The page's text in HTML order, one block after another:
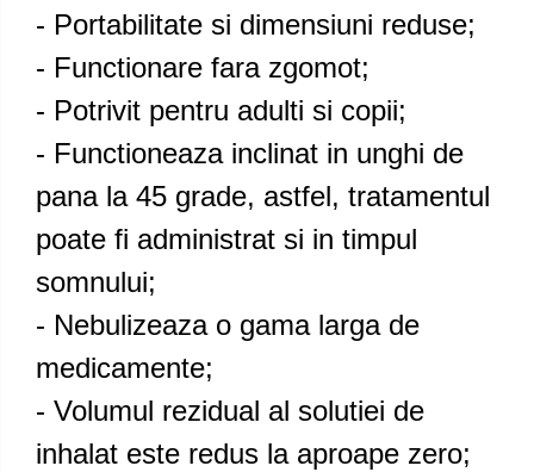
- Portabilitate si dimensiuni reduse;
- Functionare fara zgomot;
- Potrivit pentru adulti si copii;
- Functioneaza inclinat in unghi de
pana la 45 grade, astfel, tratamentul
poate fi administrat si in timpul
somnului;
- Nebulizeaza o gama larga de
medicamente;
- Volumul rezidual al solutiei de
inhalat este redus la aproape zero;